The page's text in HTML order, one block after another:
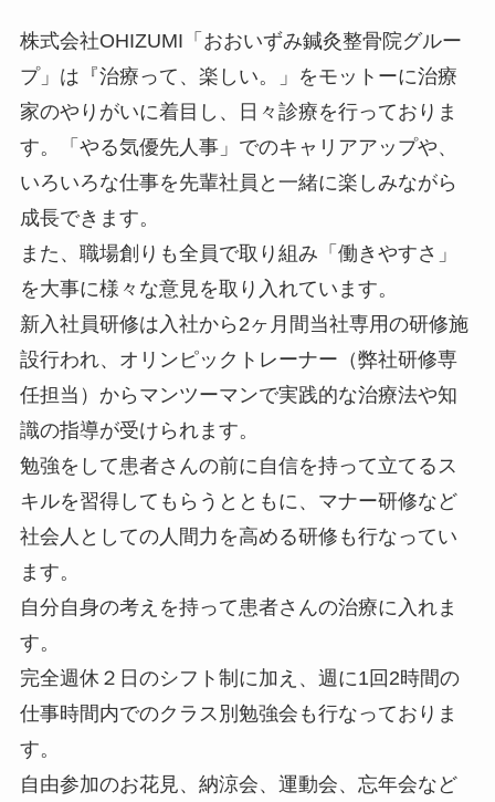
株式会社OHIZUMI「おおいずみ鍼灸整骨院グルー
プ」は『治療って、楽しい。」をモットーに治療
家のやりがいに着目し、日々診療を行っておりま
す。「やる気優先人事」でのキャリアアップや、
いろいろな仕事を先輩社員と一緒に楽しみながら
成長できます。
また、職場創りも全員で取り組み「働きやすさ」
を大事に様々な意見を取り入れています。
新入社員研修は入社から2ヶ月間当社専用の研修施
設行われ、オリンピックトレーナー（弊社研修専
任担当）からマンツーマンで実践的な治療法や知
識の指導が受けられます。
勉強をして患者さんの前に自信を持って立てるス
キルを習得してもらうとともに、マナー研修など
社会人としての人間力を高める研修も行なってい
ます。
自分自身の考えを持って患者さんの治療に入れま
す。
完全週休２日のシフト制に加え、週に1回2時間の
仕事時間内でのクラス別勉強会も行なっておりま
す。
自由参加のお花見、納涼会、運動会、忘年会など